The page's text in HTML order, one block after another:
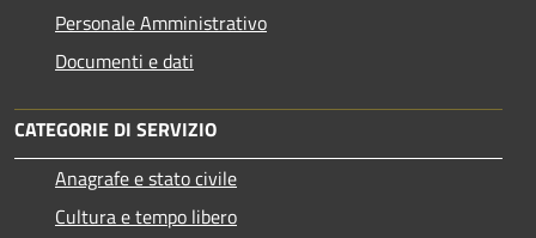
Personale Amministrativo
Documenti e dati
CATEGORIE DI SERVIZIO
Anagrafe e stato civile
Cultura e tempo libero